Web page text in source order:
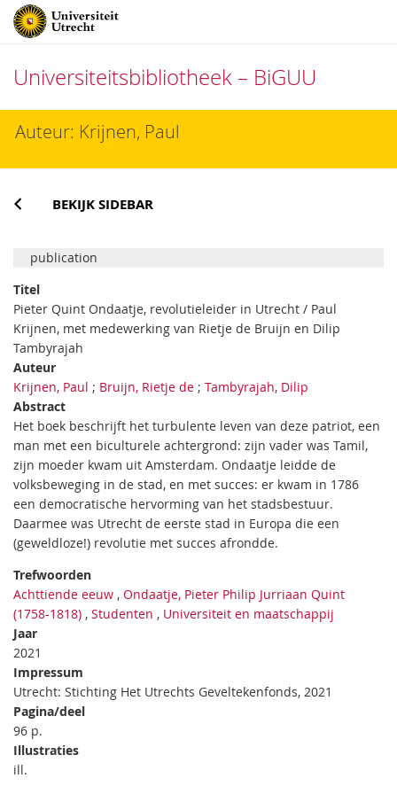
Universiteitsbibliotheek – BiGUU
naarAuteur: Krijnen, Paul
BEKIJK SIDEBAR
publication
Titel
Pieter Quint Ondaatje, revolutieleider in Utrecht / Paul
Krijnen, met medewerking van Rietje de Bruijn en Dilip
Tambyrajah
Auteur
Krijnen, Paul ; Bruijn, Rietje de ; Tambyrajah, Dilip
Abstract
Het boek beschrijft het turbulente leven van deze patriot, een
man met een biculturele achtergrond: zijn vader was Tamil,
zijn moeder kwam uit Amsterdam. Ondaatje leidde de
volksbeweging in de stad, en met succes: er kwam in 1786
een democratische hervorming van het stadsbestuur.
Daarmee was Utrecht de eerste stad in Europa die een
(geweldloze!) revolutie met succes afrondde.
Trefwoorden
Achttiende eeuw , Ondaatje, Pieter Philip Jurriaan Quint
(1758-1818) , Studenten , Universiteit en maatschappij
Jaar
2021
Impressum
Utrecht: Stichting Het Utrechts Geveltekenfonds, 2021
Pagina/deel
96 p.
Illustraties
ill.